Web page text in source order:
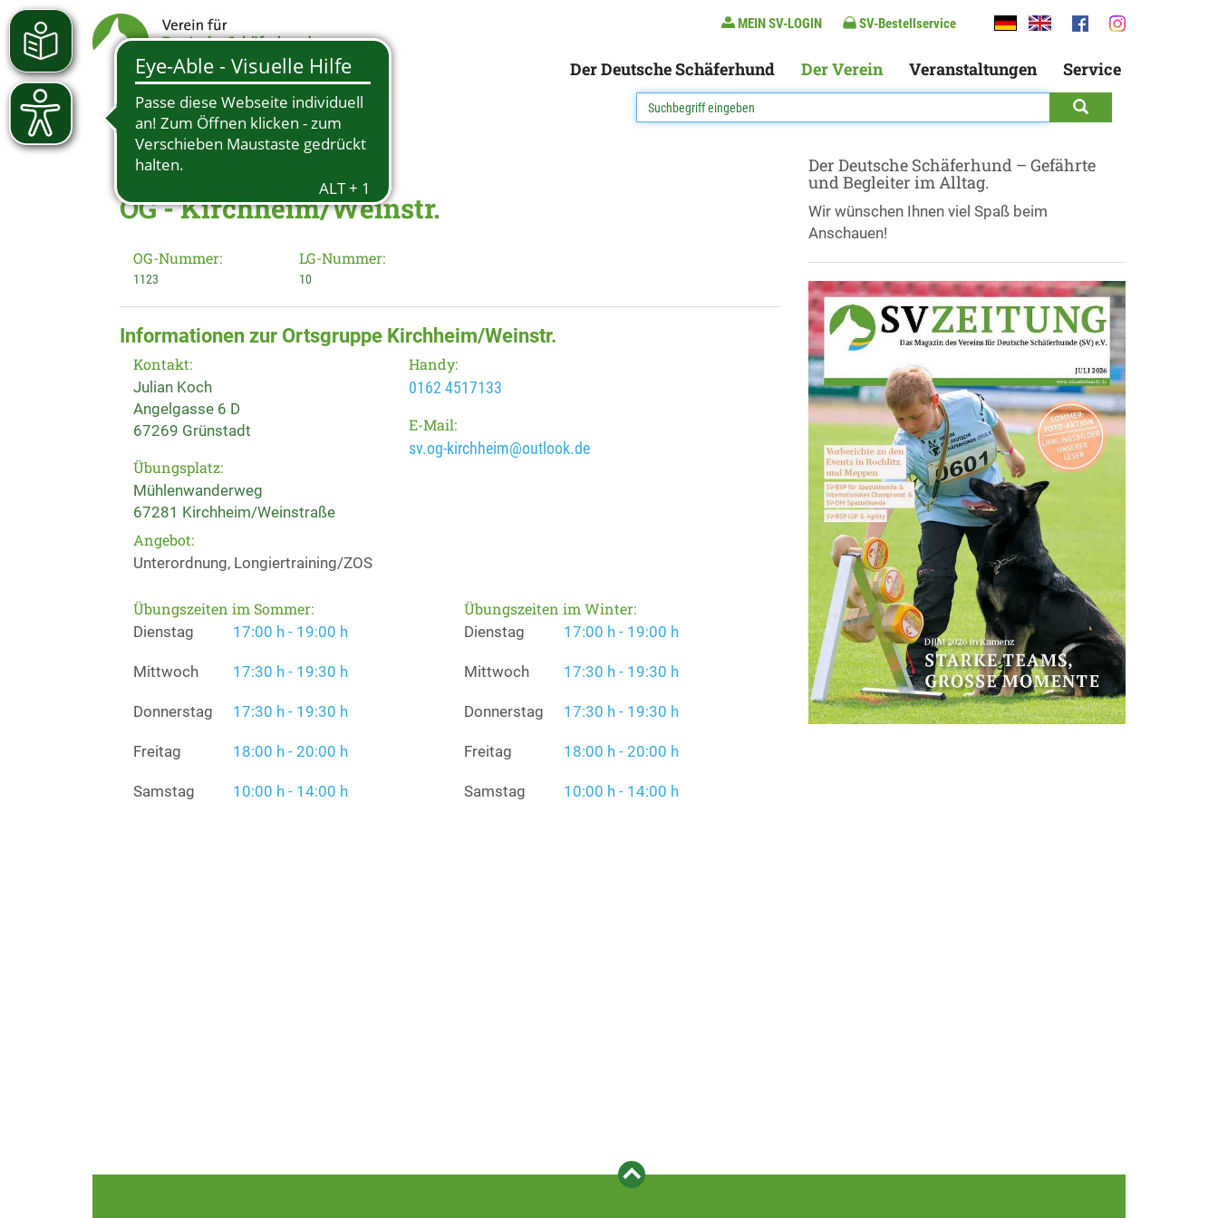
MEIN SV-LOGIN SV-Bestellservice
Der Deutsche Schäferhund Der Verein Veranstaltungen Service
OG - Kirchheim/Weinstr.
OG-Nummer:
1123
LG-Nummer:
10
Informationen zur Ortsgruppe Kirchheim/Weinstr.
Kontakt:
Julian Koch
Angelgasse 6 D
67269 Grünstadt
Übungsplatz:
Mühlenwanderweg
67281 Kirchheim/Weinstraße
Handy:
0162 4517133
E-Mail:
sv.og-kirchheim@outlook.de
Angebot:
Unterordnung, Longiertraining/ZOS
Übungszeiten im Sommer:
Dienstag 17:00 h - 19:00 h
Mittwoch 17:30 h - 19:30 h
Donnerstag 17:30 h - 19:30 h
Freitag 18:00 h - 20:00 h
Samstag 10:00 h - 14:00 h
Übungszeiten im Winter:
Dienstag 17:00 h - 19:00 h
Mittwoch 17:30 h - 19:30 h
Donnerstag 17:30 h - 19:30 h
Freitag 18:00 h - 20:00 h
Samstag 10:00 h - 14:00 h
Der Deutsche Schäferhund – Gefährte
und Begleiter im Alltag.
Wir wünschen Ihnen viel Spaß beim
Anschauen!